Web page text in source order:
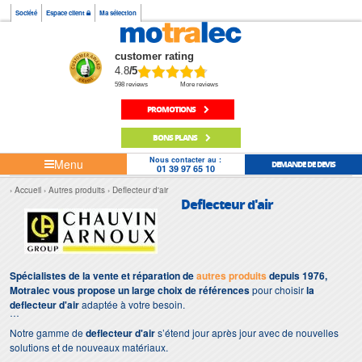
Société Espace client Ma sélection
customer rating
4.8/5
598 reviews More reviews
PROMOTIONS
BONS PLANS
Menu Nous contacter au :
01 39 97 65 10 DEMANDE DE DEVIS
Accueil Autres produits Deflecteur d'air
Deflecteur d'air
Spécialistes de la vente et réparation deautres produitsdepuis 1976,
Motralec vous propose un large choix de référencespour choisirla
deflecteur d'airadaptée à votre besoin.
Notre gamme dedeflecteur d'airs’étend jour après jour avec de nouvelles
solutions et de nouveaux matériaux.